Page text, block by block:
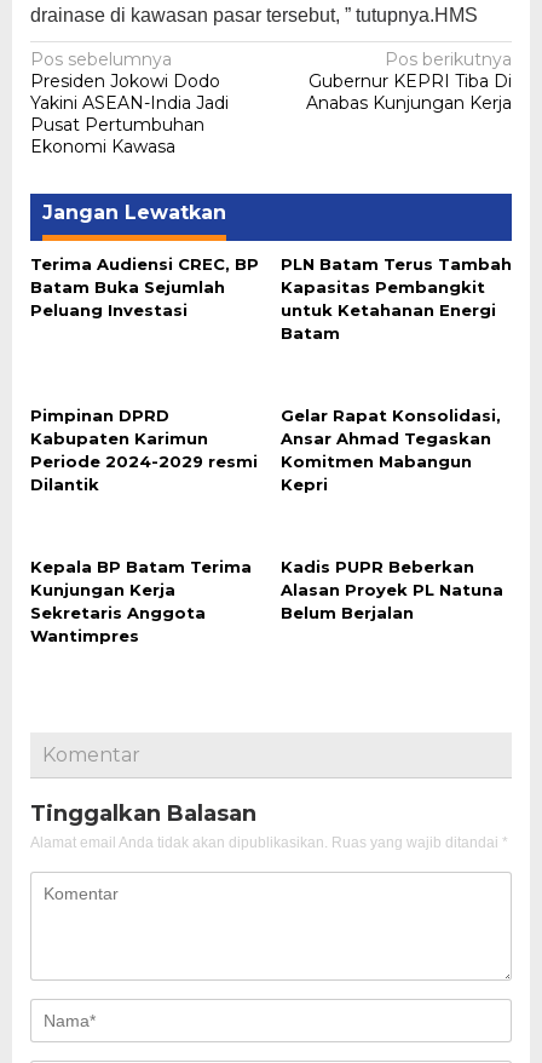
drainase di kawasan pasar tersebut, ” tutupnya.HMS
Navigasi
pos
Pos sebelumnya
Presiden Jokowi Dodo
Yakini ASEAN-India Jadi
Pusat Pertumbuhan
Ekonomi Kawasa
Pos berikutnya
Gubernur KEPRI Tiba Di
Anabas Kunjungan Kerja
Jangan Lewatkan
Terima Audiensi CREC, BP
Batam Buka Sejumlah
Peluang Investasi
PLN Batam Terus Tambah
Kapasitas Pembangkit
untuk Ketahanan Energi
Batam
Pimpinan DPRD
Kabupaten Karimun
Periode 2024-2029 resmi
Dilantik
Gelar Rapat Konsolidasi,
Ansar Ahmad Tegaskan
Komitmen Mabangun
Kepri
Kepala BP Batam Terima
Kunjungan Kerja
Sekretaris Anggota
Wantimpres
Kadis PUPR Beberkan
Alasan Proyek PL Natuna
Belum Berjalan
Komentar
Tinggalkan Balasan
Alamat email Anda tidak akan dipublikasikan. Ruas yang wajib ditandai *